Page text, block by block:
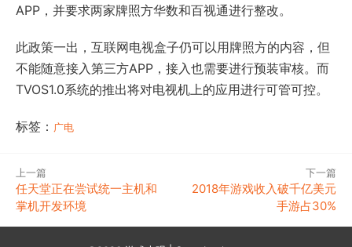
APP，并要求两家牌照方华数和百视通进行整改。
此政策一出，互联网电视盒子仍可以用牌照方的内容，但
不能随意接入第三方APP，接入也需要进行预装审核。而
TVOS1.0系统的推出将对电视机上的应用进行可管可控。
标签： 广电
上一篇
任天堂正在尝试统一主机和
掌机开发环境
下一篇
2018年游戏收入破千亿美元
手游占30%